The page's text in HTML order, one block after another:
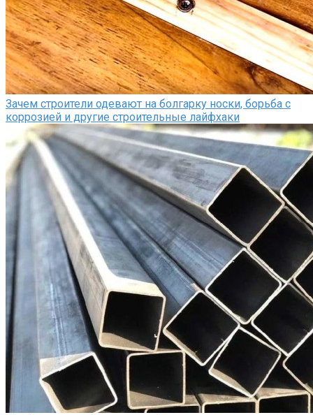
Зачем строители одевают на болгарку носки, борьба с
коррозией и другие строительные лайфхаки